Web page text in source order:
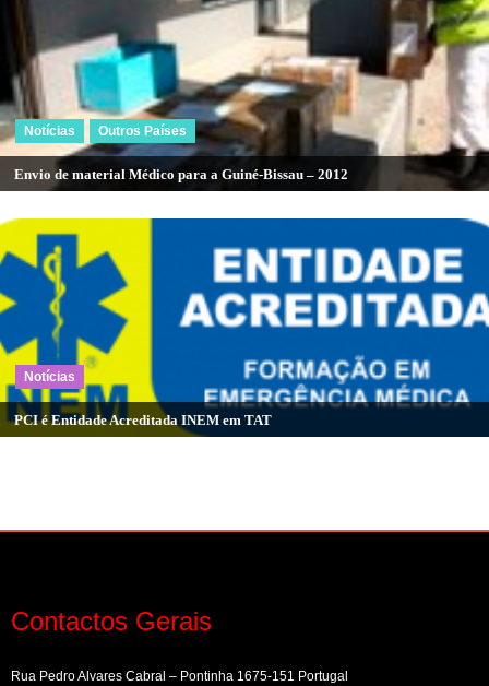
Notícias Outros Países
Envio de material Médico para a Guiné-Bissau – 2012
Notícias
PCI é Entidade Acreditada INEM em TAT
Contactos Gerais
Rua Pedro Alvares Cabral – Pontinha 1675-151 Portugal